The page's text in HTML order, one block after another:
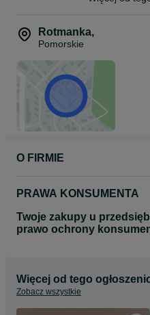
Rotmanka,
Pomorskie
O FIRMIE
PRAWA KONSUMENTA
Twoje zakupy u
prawo ochrony
Więcej od tego
Zobacz wszystkie